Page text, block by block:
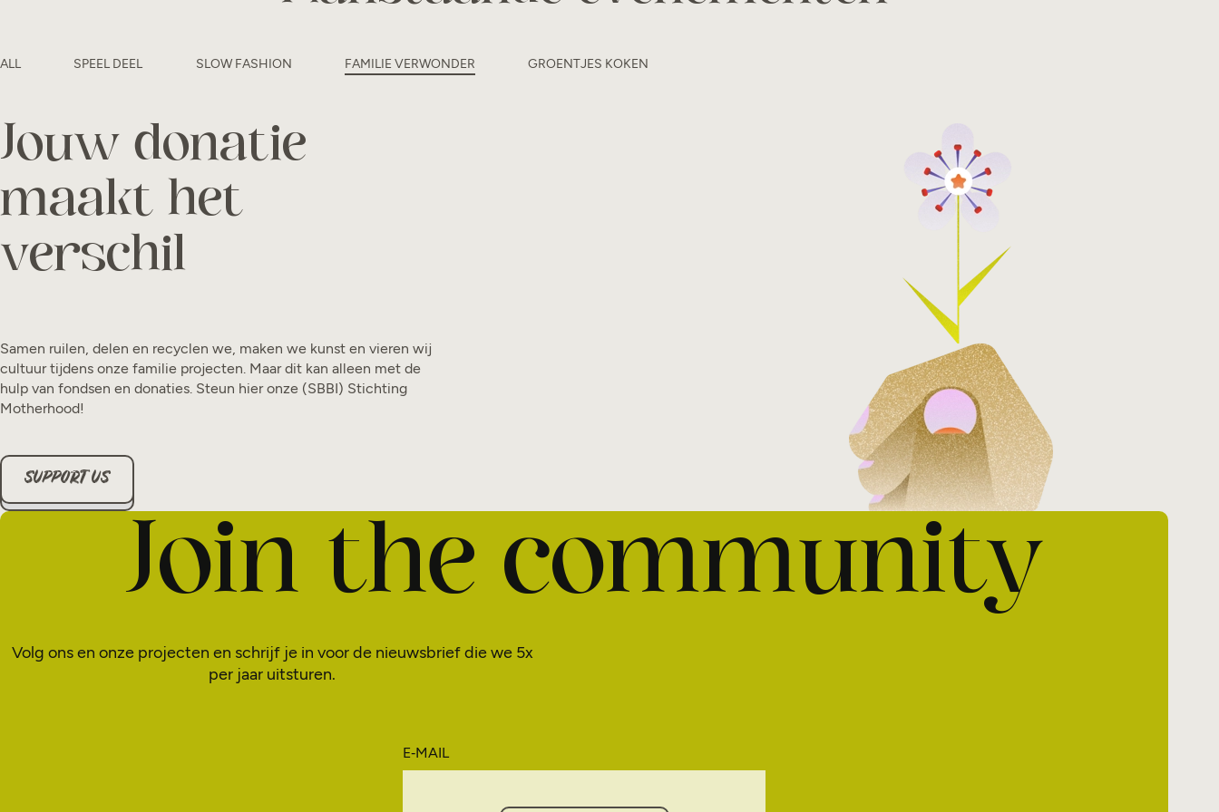
ALL SPEEL DEEL SLOW FASHION FAMILIE VERWONDER GROENTJES KOKEN
Jouw donatie
maakt het
verschil
Samen ruilen, delen en recyclen we, maken we kunst en vieren wij
cultuur tijdens onze familie projecten. Maar dit kan alleen met de
hulp van fondsen en donaties. Steun hier onze (SBBI) Stichting
Motherhood!
SUPPORT US
Join the community
Volg ons en onze projecten en schrijf je in voor de nieuwsbrief die we 5x
per jaar uitsturen.
E‑MAIL